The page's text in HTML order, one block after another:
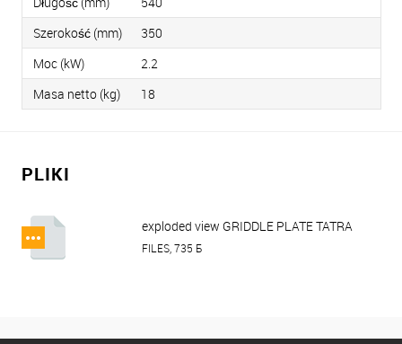
Szerokość (mm)
350
Moc (kW)
2.2
Masa netto (kg)
18
PLIKI
exploded view GRIDDLE PLATE TATRA
TGP 5224 R+S.pdf
FILES, 735 Б